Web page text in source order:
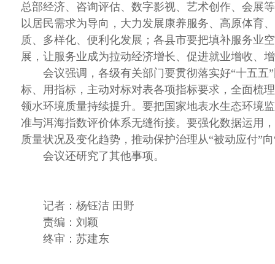
总部经济、咨询评估、数字影视、艺术创作、会展
以居民需求为导向，大力发展康养服务、高原体育
质、多样化、便利化发展；各县市要把填补服务业
展，让服务业成为拉动经济增长、促进就业增收、
会议强调，各级有关部门要贯彻落实好“十五
标、用指标，主动对标对表各项指标要求，全面梳
领水环境质量持续提升。要把国家地表水生态环境
准与洱海指数评价体系无缝衔接。要强化数据运用
质量状况及变化趋势，推动保护治理从“被动应付”
会议还研究了其他事项。
记者：杨钰洁 田野
责编：刘颖
终审：苏建东